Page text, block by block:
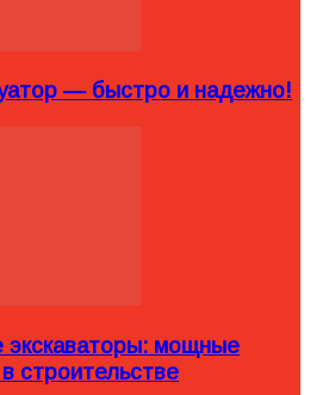
— быстро и надежно!
экскаваторы: мощные
строительстве